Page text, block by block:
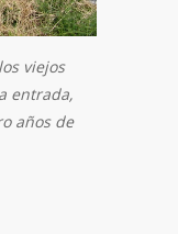
viejos
entrada,
años de